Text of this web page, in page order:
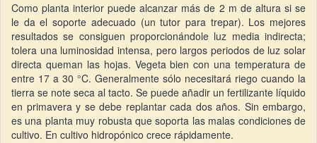
Como planta interior puede alcanzar más de 2 m de altura si se
le da el soporte adecuado (un tutor para trepar). Los mejores
resultados se consiguen proporcionándole luz media indirecta;
tolera una luminosidad intensa, pero largos periodos de luz solar
directa queman las hojas. Vegeta bien con una temperatura de
entre 17 a 30 °C. Generalmente sólo necesitará riego cuando la
tierra se note seca al tacto. Se puede añadir un fertilizante líquido
en primavera y se debe replantar cada dos años. Sin embargo,
es una planta muy robusta que soporta las malas condiciones de
cultivo. En cultivo hidropónico crece rápidamente.